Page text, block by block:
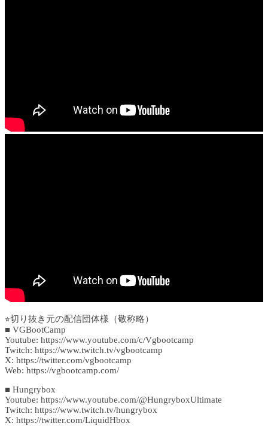
⭐︎切り抜き元の配信団体様（敬称略）
■ VGBootCamp
Youtube: https://www.youtube.com/c/Vgbootcamp
Twitch: https://www.twitch.tv/vgbootcamp
X: https://twitter.com/vgbootcamp
Web: https://vgbootcamp.com/
■ Hungrybox
Youtube: https://www.youtube.com/@HungryboxUltimate
Twitch: https://www.twitch.tv/hungrybox
X: https://twitter.com/LiquidHbox